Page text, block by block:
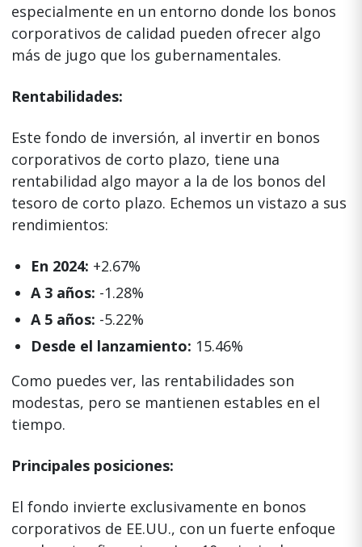
especialmente en un entorno donde los bonos
corporativos de calidad pueden ofrecer algo
más de jugo que los gubernamentales.
Rentabilidades:
Este fondo de inversión, al invertir en bonos
corporativos de corto plazo, tiene una
rentabilidad algo mayor a la de los bonos del
tesoro de corto plazo. Echemos un vistazo a sus
rendimientos:
En 2024: +2.67%
A 3 años: -1.28%
A 5 años: -5.22%
Desde el lanzamiento: 15.46%
Como puedes ver, las rentabilidades son
modestas, pero se mantienen estables en el
tiempo.
Principales posiciones:
El fondo invierte exclusivamente en bonos
corporativos de EE.UU., con un fuerte enfoque